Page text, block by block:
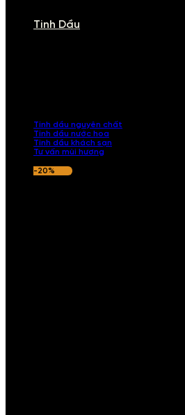
Tinh Dầu
Tinh dầu nguyên chất
Tinh dầu nước hoa
Tinh dầu khách sạn
Tư vấn mùi hương
-20%